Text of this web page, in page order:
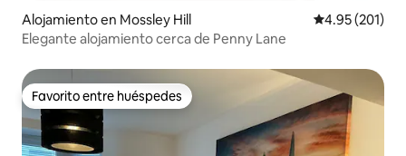
Alojamiento en Mossley Hill Calificación
4.95 (201)
Elegante alojamiento cerca de Penny Lane
Favorito entre huéspedes
Favorito entre huéspedes